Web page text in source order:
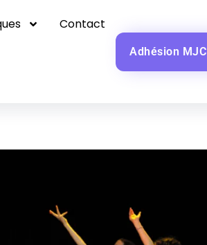
Contact
Adhésion MJC